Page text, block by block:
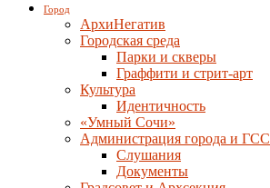
Город
АрхиНегатив
Городская среда
Парки и скверы
Граффити и стрит-арт
Культура
Идентичность
«Умный Сочи»
Администрация города и ГСС
Слушания
Документы